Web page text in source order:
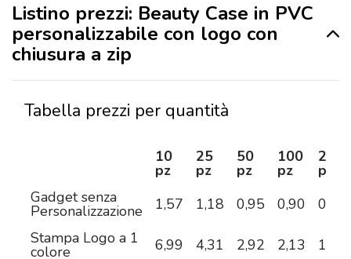
Listino prezzi: Beauty Case in PVC
personalizzabile con logo con
chiusura a zip
Tabella prezzi per quantità
10
pz
25
pz
50
pz
100
pz
250
pz
Gadget senza
Personalizzazione 1,57 1,18 0,95 0,90
0,83
Stampa Logo a 1
colore 6,99 4,31 2,92 2,13 1,60